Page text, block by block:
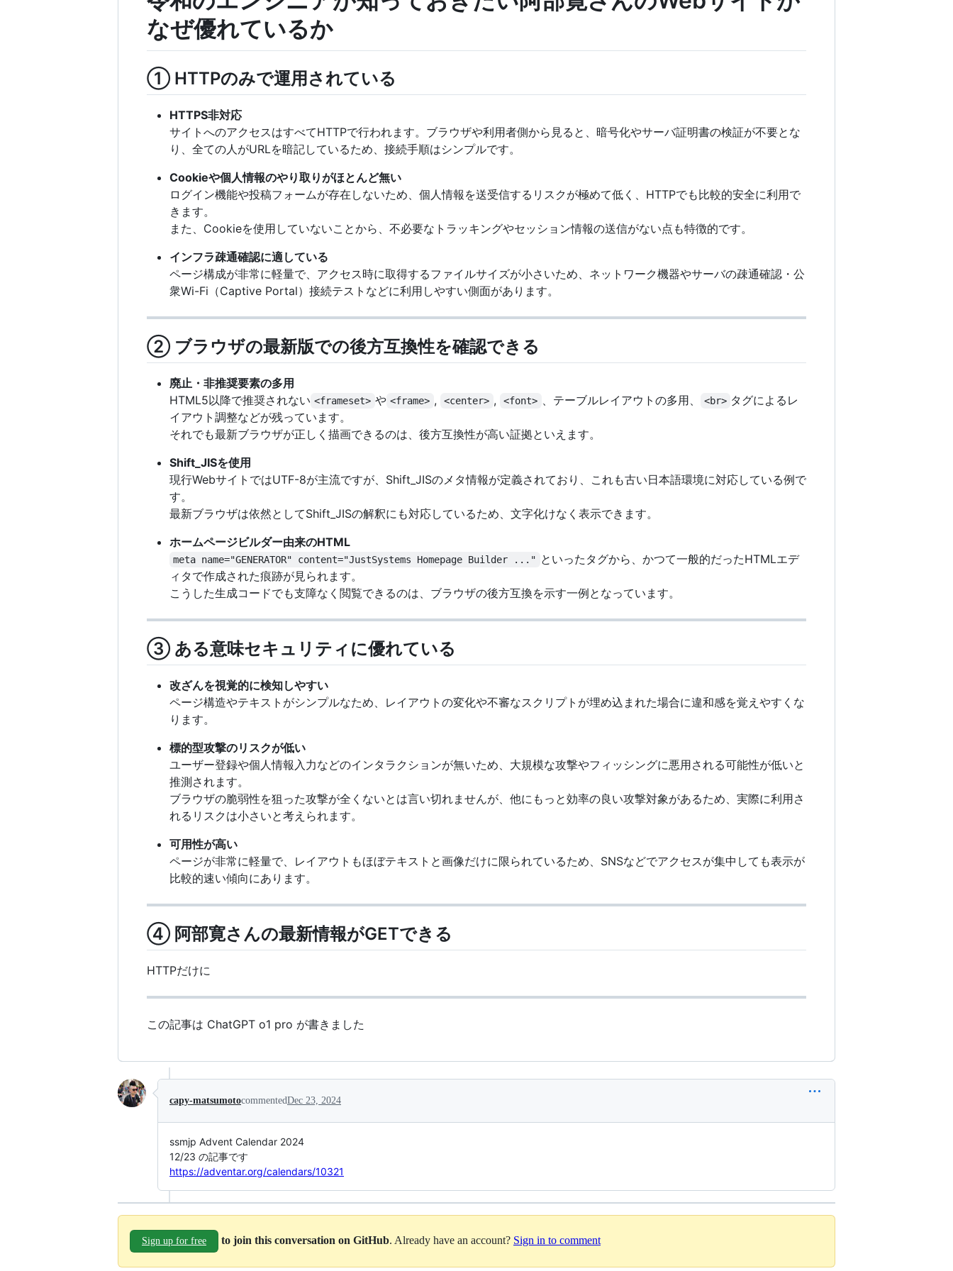
なぜ優れているか
① HTTPのみで運用されている
HTTPS非対応
サイトへのアクセスはすべてHTTPで行われます。ブラウザや利用者側から見ると、暗号化やサーバ証明書の検証が不要とな
り、全ての人がURLを暗記しているため、接続手順はシンプルです。
Cookieや個人情報のやり取りがほとんど無い
ログイン機能や投稿フォームが存在しないため、個人情報を送受信するリスクが極めて低く、HTTPでも比較的安全に利用で
きます。
また、Cookieを使用していないことから、不必要なトラッキングやセッション情報の送信がない点も特徴的です。
インフラ疎通確認に適している
ページ構成が非常に軽量で、アクセス時に取得するファイルサイズが小さいため、ネットワーク機器やサーバの疎通確認・公
衆Wi-Fi（Captive Portal）接続テストなどに利用しやすい側面があります。
② ブラウザの最新版での後方互換性を確認できる
廃止・非推奨要素の多用
HTML5以降で推奨されない <frameset> や <frame> , <center> , <font> 、テーブルレイアウトの多用、 <br> タグによるレ
イアウト調整などが残っています。
それでも最新ブラウザが正しく描画できるのは、後方互換性が高い証拠といえます。
Shift_JISを使用
現行WebサイトではUTF-8が主流ですが、Shift_JISのメタ情報が定義されており、これも古い日本語環境に対応している例で
す。
最新ブラウザは依然としてShift_JISの解釈にも対応しているため、文字化けなく表示できます。
ホームページビルダー由来のHTML
meta name="GENERATOR" content="JustSystems Homepage Builder ..." といったタグから、かつて一般的だったHTMLエデ
ィタで作成された痕跡が見られます。
こうした生成コードでも支障なく閲覧できるのは、ブラウザの後方互換を示す一例となっています。
③ ある意味セキュリティに優れている
改ざんを視覚的に検知しやすい
ページ構造やテキストがシンプルなため、レイアウトの変化や不審なスクリプトが埋め込まれた場合に違和感を覚えやすくな
ります。
標的型攻撃のリスクが低い
ユーザー登録や個人情報入力などのインタラクションが無いため、大規模な攻撃やフィッシングに悪用される可能性が低いと
推測されます。
ブラウザの脆弱性を狙った攻撃が全くないとは言い切れませんが、他にもっと効率の良い攻撃対象があるため、実際に利用さ
れるリスクは小さいと考えられます。
可用性が高い
ページが非常に軽量で、レイアウトもほぼテキストと画像だけに限られているため、SNSなどでアクセスが集中しても表示が
比較的速い傾向にあります。
④ 阿部寛さんの最新情報がGETできる
HTTPだけに
この記事は ChatGPT o1 pro が書きました
capy-matsumotocommentedDec 23, 2024
ssmjp Advent Calendar 2024
12/23 の記事です
https://adventar.org/calendars/10321
Sign up for free to join this conversation on GitHub. Already have an account? Sign in to comment